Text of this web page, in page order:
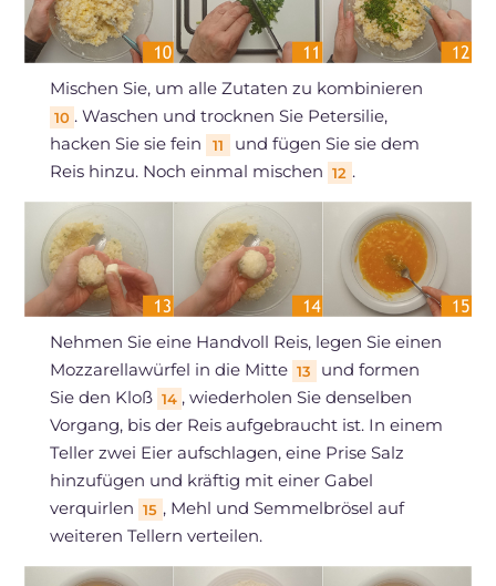
Mischen Sie, um alle Zutaten zu kombinieren
10 . Waschen und trocknen Sie Petersilie,
hacken Sie sie fein
11
und fügen Sie sie dem
Reis hinzu. Noch einmal mischen 12 .
Nehmen Sie eine Handvoll Reis, legen Sie einen
Mozzarellawürfel in die Mitte 13
und formen
Sie den Kloß 14 , wiederholen Sie denselben
Vorgang, bis der Reis aufgebraucht ist. In einem
Teller zwei Eier aufschlagen, eine Prise Salz
hinzufügen und kräftig mit einer Gabel
verquirlen 15 , Mehl und Semmelbrösel auf
weiteren Tellern verteilen.